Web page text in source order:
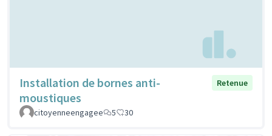
Installation de bornes anti-
moustiques
Retenue
citoyenneengagee 5 30